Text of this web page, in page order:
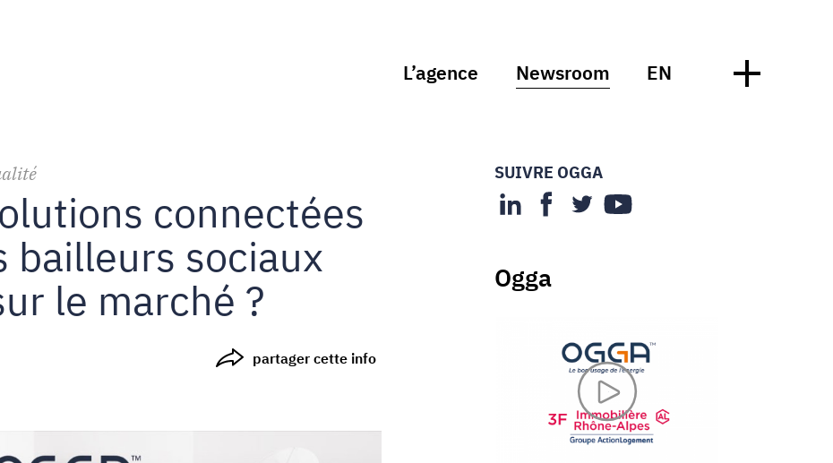
L’agence Newsroom EN
connectées
bailleurs sociaux
le marché ?
partager cette info
SUIVRE OGGA
Ogga